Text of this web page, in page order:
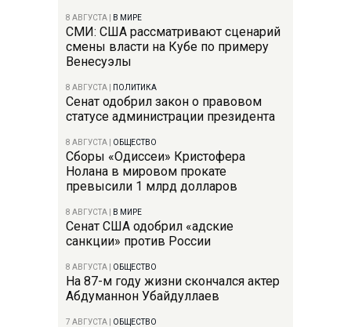
8 АВГУСТА В МИРЕ
СМИ: США рассматривают сценарий
смены власти на Кубе по примеру
Венесуэлы
8 АВГУСТА ПОЛИТИКА
Сенат одобрил закон о правовом
статусе администрации президента
8 АВГУСТА ОБЩЕСТВО
Сборы «Одиссеи» Кристофера
Нолана в мировом прокате
превысили 1 млрд долларов
8 АВГУСТА В МИРЕ
Сенат США одобрил «адские
санкции» против России
8 АВГУСТА ОБЩЕСТВО
На 87-м году жизни скончался актер
Абдуманнон Убайдуллаев
7 АВГУСТА ОБЩЕСТВО